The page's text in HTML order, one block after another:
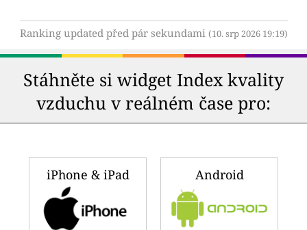
Ranking updated před pár sekundami (10. srp 2026 19:19)
Stáhněte si widget Index kvality
vzduchu v reálném čase pro:
iPhone & iPad Android